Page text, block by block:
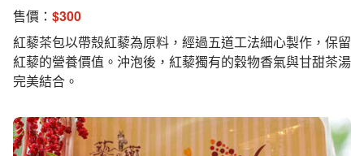
售價： $300
紅藜茶包以帶殼紅藜為原料，經過五道工法細心製作，保留
紅藜的營養價值。沖泡後，紅藜獨有的穀物香氣與甘甜茶湯
完美結合。